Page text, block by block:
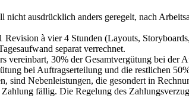
ausdrücklich anders geregelt, nach
à vier 4 Stunden (Layouts,
separat verrechnet.
vereinbart, 30% der Gesamtvergütung bei
bei Auftragserteilung und die restlichen
sind Nebenleistungen, die gesondert in
fällig. Die Regelung des